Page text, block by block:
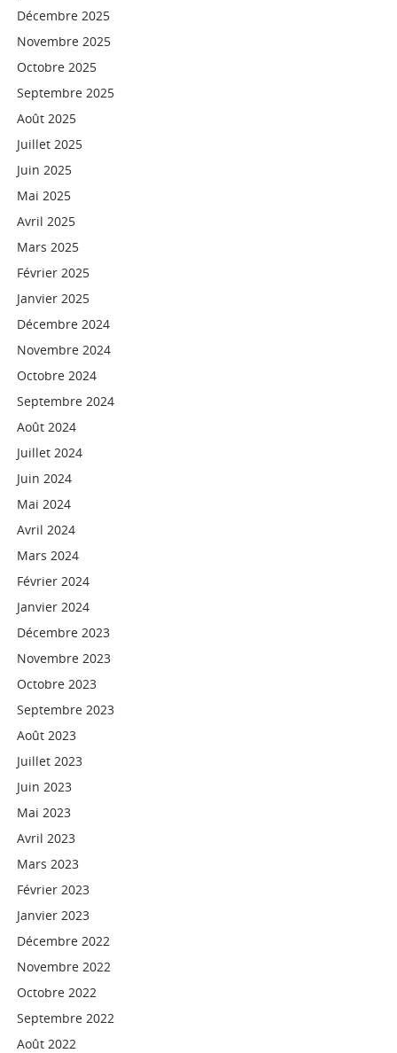
Décembre 2025
Novembre 2025
Octobre 2025
Septembre 2025
Août 2025
Juillet 2025
Juin 2025
Mai 2025
Avril 2025
Mars 2025
Février 2025
Janvier 2025
Décembre 2024
Novembre 2024
Octobre 2024
Septembre 2024
Août 2024
Juillet 2024
Juin 2024
Mai 2024
Avril 2024
Mars 2024
Février 2024
Janvier 2024
Décembre 2023
Novembre 2023
Octobre 2023
Septembre 2023
Août 2023
Juillet 2023
Juin 2023
Mai 2023
Avril 2023
Mars 2023
Février 2023
Janvier 2023
Décembre 2022
Novembre 2022
Octobre 2022
Septembre 2022
Août 2022